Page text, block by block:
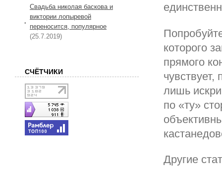
которого
прямого
лишь
по «ту»
Другие
Свадьба николая баскова и
виктории лопыревой
переносится, популярное
(25.7.2019)
СЧЁТЧИКИ